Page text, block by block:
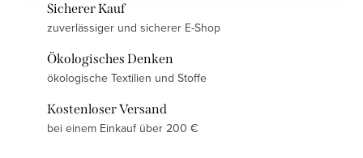
Sicherer Kauf
zuverlässiger und sicherer E-Shop
Ökologisches Denken
ökologische Textilien und Stoffe
Kostenloser Versand
bei einem Einkauf über 200 €